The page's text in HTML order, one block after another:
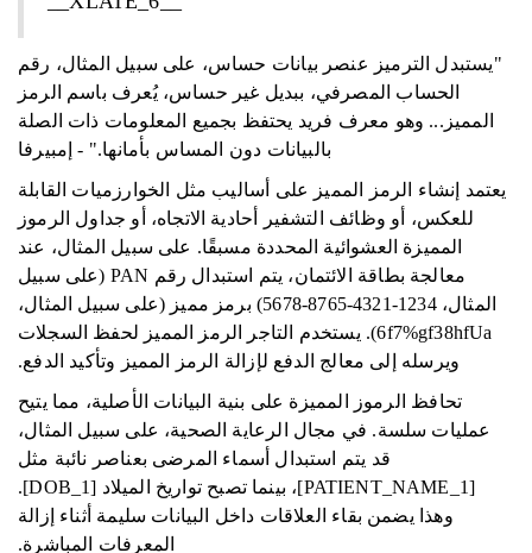
"يستبدل الترميز عنصر بيانات حساس، على سبيل المثال، رقم
الحساب المصرفي، ببديل غير حساس، يُعرف باسم الرمز
المميز... وهو معرف فريد يحتفظ بجميع المعلومات ذات الصلة
بالبيانات دون المساس بأمانها." - إمبيرفا
يعتمد إنشاء الرمز المميز على أساليب مثل الخوارزميات القابلة
للعكس، أو وظائف التشفير أحادية الاتجاه، أو جداول الرموز
المميزة العشوائية المحددة مسبقًا. على سبيل المثال، عند
معالجة بطاقة الائتمان، يتم استبدال رقم PAN (على سبيل
المثال، 1234-4321-8765-5678) برمز مميز (على سبيل المثال،
6f7%gf38hfUa). يستخدم التاجر الرمز المميز لحفظ السجلات
ويرسله إلى معالج الدفع لإزالة الرمز المميز وتأكيد الدفع.
تحافظ الرموز المميزة على بنية البيانات الأصلية، مما يتيح
عمليات سلسة. في مجال الرعاية الصحية، على سبيل المثال،
قد يتم استبدال أسماء المرضى بعناصر نائبة مثل
[PATIENT_NAME_1]، بينما تصبح تواريخ الميلاد [DOB_1].
وهذا يضمن بقاء العلاقات داخل البيانات سليمة أثناء إزالة
المعرفات المباشرة.